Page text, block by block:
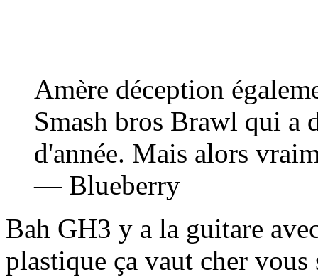
Amère déception
Smash bros Brawl qui a
d'année. Mais alors
— Blueberry
Bah GH3 y a la guitare
plastique ça vaut cher